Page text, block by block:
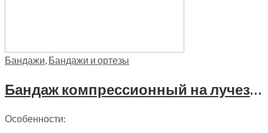
Бандажи, Бандажи и ортезы
Бандаж компрессионный на лучезапястный сустав Trives, Т.36.03 (Т-8303)
Особенности: